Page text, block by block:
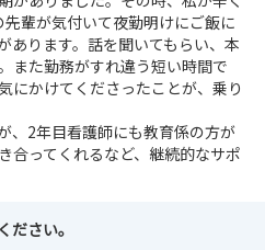
輩が気付いて夜勤明けにご飯に
あります。話を聞いてもらい、本
また勤務がすれ違う短い時間で
にかけてくださったことが、乗り
、2年目看護師にも教育係の方が
合ってくれるなど、継続的なサポ
ださい。